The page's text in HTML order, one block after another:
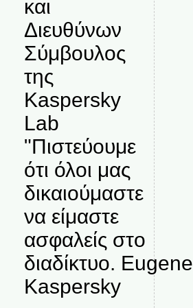
και
Διευθύνων
Σύμβουλος
της
Kaspersky
Lab
"Πιστεύουμε
ότι όλοι μας
δικαιούμαστε
να είμαστε
ασφαλείς στο
διαδίκτυο. Eugene
Kaspersky